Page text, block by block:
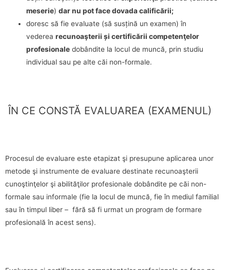
meserie)dar nu pot face dovada calificării;
doresc să fie evaluate (să susțină un examen) în
vederearecunoaşterii și certificării competenţelor
profesionale dobândite la locul de muncă, prin studiu
individual sau pe alte căi non-formale.
ÎN CE CONSTĂ EVALUAREA (EXAMENUL)
Procesul de evaluare este etapizat şi presupune aplicarea unor
metode şi instrumente de evaluare destinate recunoaşterii
cunoştinţelor şi abilităţilor profesionale dobândite pe căi non-
formale sau informale (fie la locul de muncă, fie în mediul familial
sau în timpul liber – fără să fi urmat un program de formare
profesională în acest sens).